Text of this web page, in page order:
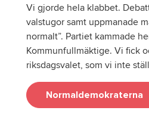
Vi gjorde hela klabbet.
valstugor samt uppmanade
normalt”. Partiet kammade
Kommunfullmäktige. Vi fick
riksdagsvalet, som vi inte
Normaldemokraterna